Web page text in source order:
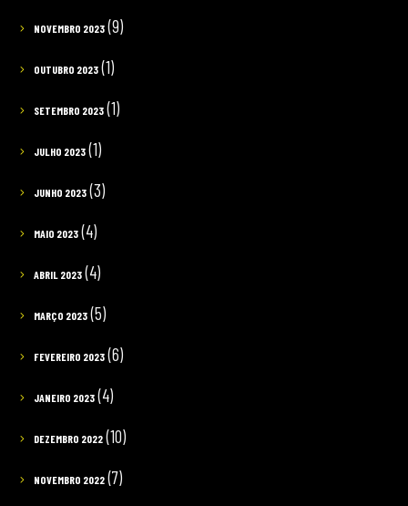
NOVEMBRO 2023(9)
OUTUBRO 2023(1)
SETEMBRO 2023(1)
JULHO 2023(1)
JUNHO 2023(3)
MAIO 2023(4)
ABRIL 2023(4)
MARÇO 2023(5)
FEVEREIRO 2023(6)
JANEIRO 2023(4)
DEZEMBRO 2022(10)
NOVEMBRO 2022(7)